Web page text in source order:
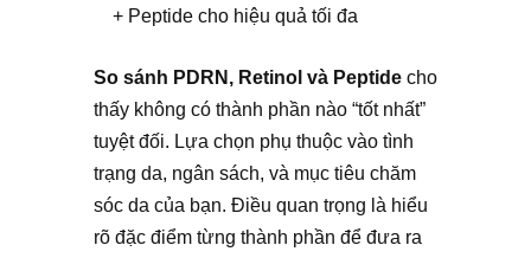
+ Peptide cho hiệu quả tối đa
So sánh PDRN, Retinol và Peptide cho
thấy không có thành phần nào “tốt nhất”
tuyệt đối. Lựa chọn phụ thuộc vào tình
trạng da, ngân sách, và mục tiêu chăm
sóc da của bạn. Điều quan trọng là hiểu
rõ đặc điểm từng thành phần để đưa ra